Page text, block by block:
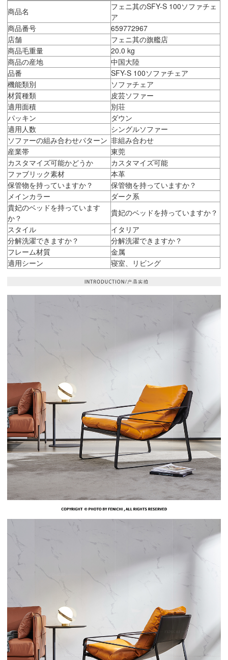
商品名
フェニ其のSFY-S 100ソファチェ
ア
商品番号
659772967
店舗
フェニ其の旗艦店
商品毛重量
20.0 kg
商品の産地
中国大陸
品番
SFY-S 100ソファチェア
機能類別
ソファチェア
材質種類
皮芸ソファー
適用面積
別荘
パッキン
ダウン
適用人数
シングルソファー
ソファーの組み合わせパターン 非組み合わせ
産業帯
東莞
カスタマイズ可能かどうか
カスタマイズ可能
ファブリック素材
本革
保管物を持っていますか？
保管物を持っていますか？
メインカラー
ダーク系
貴妃のベッドを持っています
か？
貴妃のベッドを持っていますか？
スタイル
イタリア
分解洗濯できますか？
分解洗濯できますか？
フレーム材質
金属
適用シーン
寝室、リビング